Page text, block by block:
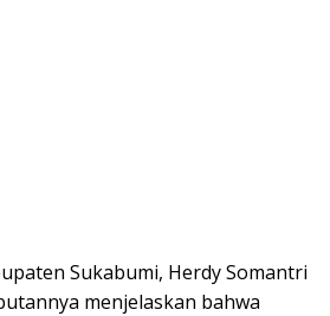
Sukabumi, Herdy Somantri
menjelaskan bahwa